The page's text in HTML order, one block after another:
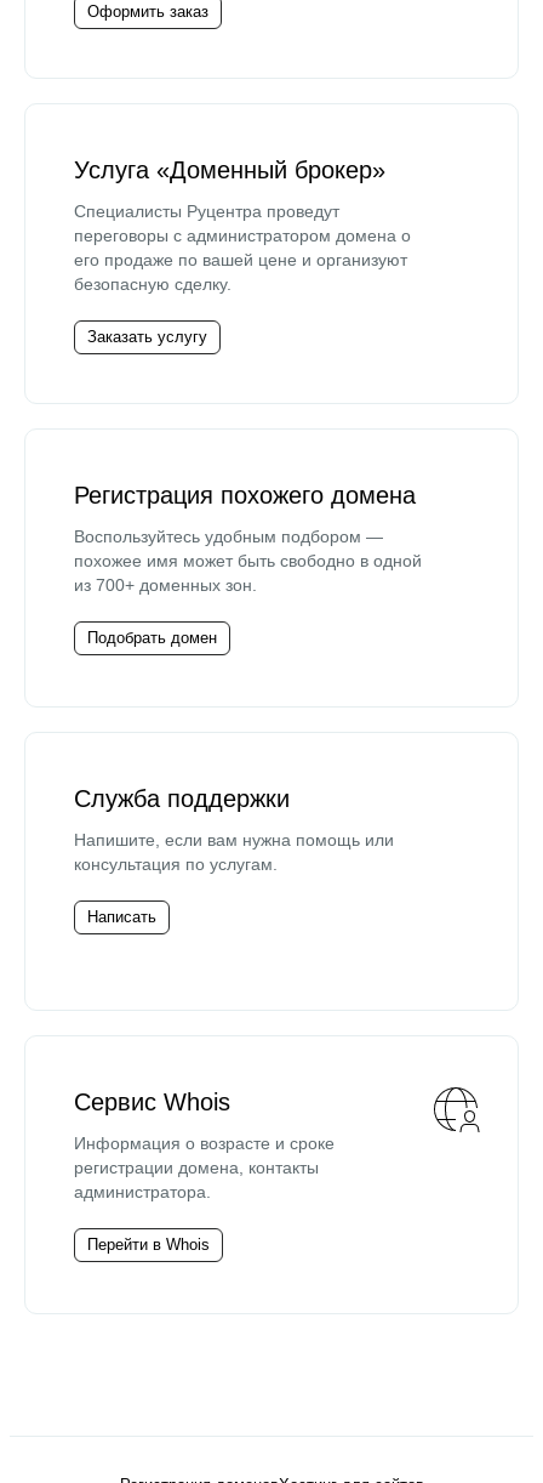
Оформить заказ
Услуга «Доменный брокер»
Специалисты Руцентра проведут
переговоры с администратором домена о
его продаже по вашей цене и организуют
безопасную сделку.
Заказать услугу
Регистрация похожего домена
Воспользуйтесь удобным подбором —
похожее имя может быть свободно в одной
из 700+ доменных зон.
Подобрать домен
Служба поддержки
Напишите, если вам нужна помощь или
консультация по услугам.
Написать
Сервис Whois
Информация о возрасте и сроке
регистрации домена, контакты
администратора.
Перейти в Whois